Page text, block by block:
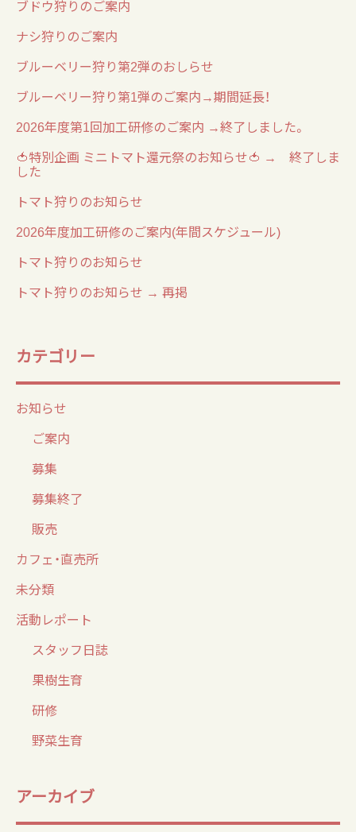
ブドウ狩りのご案内
ナシ狩りのご案内
ブルーベリー狩り第2弾のおしらせ
ブルーベリー狩り第1弾のご案内→期間延長！
2026年度第1回加工研修のご案内 →終了しました。
🍅特別企画 ミニトマト還元祭のお知らせ🍅 → 終了しま
した
トマト狩りのお知らせ
2026年度加工研修のご案内(年間スケジュール)
トマト狩りのお知らせ
トマト狩りのお知らせ → 再掲
カテゴリー
お知らせ
ご案内
募集
募集終了
販売
カフェ・直売所
未分類
活動レポート
スタッフ日誌
果樹生育
研修
野菜生育
アーカイブ